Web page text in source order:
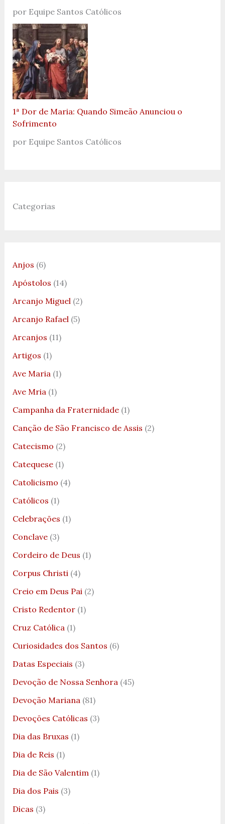
por Equipe Santos Católicos
1ª Dor de Maria: Quando Simeão Anunciou o
Sofrimento
por Equipe Santos Católicos
Categorias
Anjos (6)
Apóstolos (14)
Arcanjo Miguel(2)
Arcanjo Rafael(5)
Arcanjos (11)
Artigos (1)
Ave Maria(1)
Ave Mria(1)
Campanha da Fraternidade(1)
Canção de São Francisco de Assis (2)
Catecismo (2)
Catequese(1)
Catolicismo (4)
Católicos (1)
Celebrações (1)
Conclave(3)
Cordeiro de Deus (1)
Corpus Christi(4)
Creio em Deus Pai(2)
Cristo Redentor(1)
Cruz Católica(1)
Curiosidades dos Santos (6)
Datas Especiais (3)
Devoção de Nossa Senhora(45)
Devoção Mariana(81)
Devoções Católicas (3)
Dia das Bruxas (1)
Dia de Reis (1)
Dia de São Valentim(1)
Dia dos Pais (3)
Dicas (3)